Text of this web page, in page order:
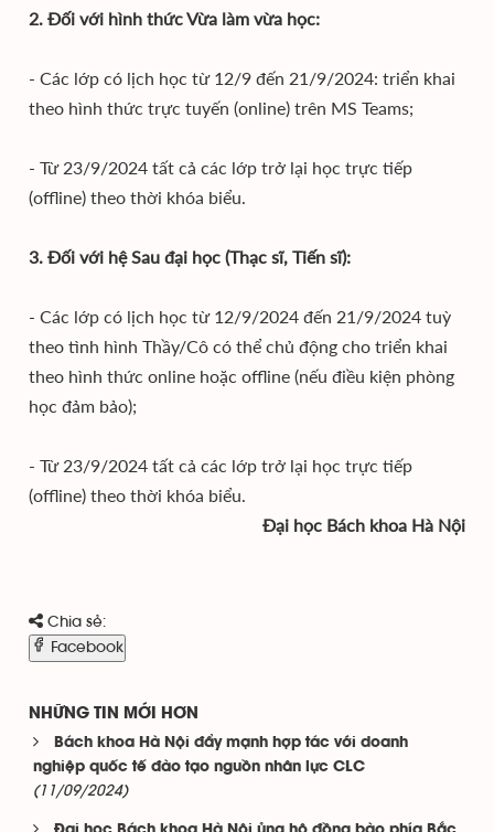
2. Đối với hình thức Vừa làm vừa học:
- Các lớp có lịch học từ 12/9 đến 21/9/2024: triển khai
theo hình thức trực tuyến (online) trên MS Teams;
- Từ 23/9/2024 tất cả các lớp trở lại học trực tiếp
(offline) theo thời khóa biểu.
3. Đối với hệ Sau đại học (Thạc sĩ, Tiến sĩ):
- Các lớp có lịch học từ 12/9/2024 đến 21/9/2024 tuỳ
theo tình hình Thầy/Cô có thể chủ động cho triển khai
theo hình thức online hoặc offline (nếu điều kiện phòng
học đảm bảo);
- Từ 23/9/2024 tất cả các lớp trở lại học trực tiếp
(offline) theo thời khóa biểu.
Đại học Bách khoa Hà Nội
Chia sẻ:
Facebook
NHỮNG TIN MỚI HƠN
Bách khoa Hà Nội đẩy mạnh hợp tác với doanh
nghiệp quốc tế đào tạo nguồn nhân lực CLC
(11/09/2024)